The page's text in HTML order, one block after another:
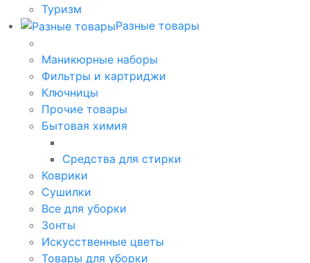
Туризм
Разные товары
Маникюрные наборы
Фильтры и картриджи
Ключницы
Прочие товары
Бытовая химия
Средства для стирки
Коврики
Сушилки
Все для уборки
Зонты
Искусственные цветы
Товары для уборки